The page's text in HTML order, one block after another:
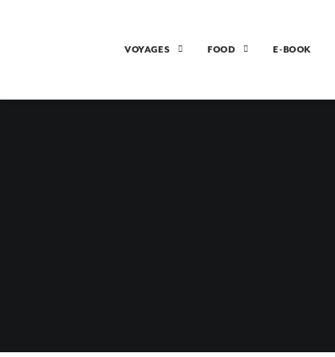
VOYAGES FOOD E-BOOK